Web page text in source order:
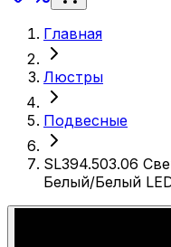
Главная
Люстры
Подвесные
SL394.503.06
Белый/Белый